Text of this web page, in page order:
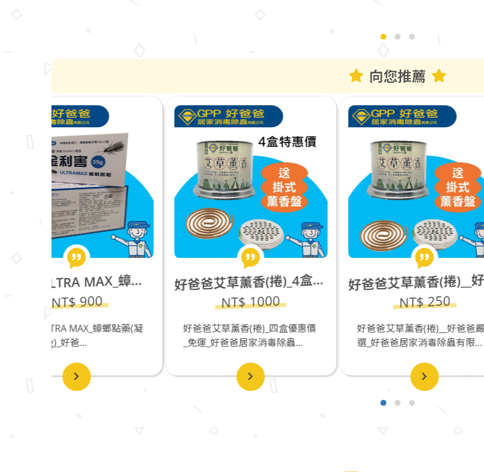
向您推薦
好爸爸艾草薰香(捲)_4盒優惠價_免運
好爸爸艾草薰香(捲)_四盒優惠價
_免運_好爸爸居家消毒除蟲...
好爸爸艾草薰香(捲)__好爸爸嚴選
好爸爸艾草薰香(捲)__好爸爸嚴
選_好爸爸居家消毒除蟲有限...
氣壓式噴霧瓶
多功能灑水壺